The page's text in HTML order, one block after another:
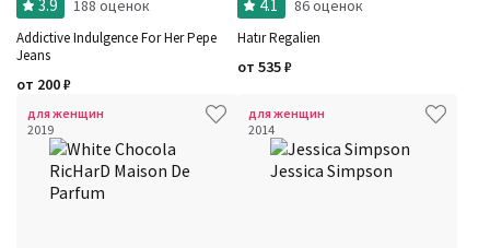
3.9 188 оценок
Addictive Indulgence For Her Pepe
Jeans
от 200₽
4.1 86 оценок
Hatır Regalien
от 535₽
для женщин
2019
для женщин
2014